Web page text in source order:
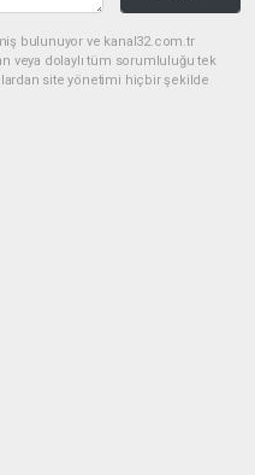
bulunuyor ve kanal32.com.tr
veya dolaylı tüm sorumluluğu tek
site yönetimi hiçbir şekilde